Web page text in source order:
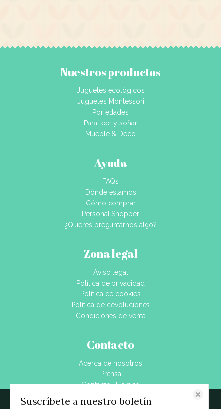
Nuestros productos
Juguetes ecológicos
Juguetes Montessori
Por edades
Para leer y soñar
Mueble & Deco
Ayuda
FAQs
Dónde estamos
Cómo comprar
Personal Shopper
¿Quieres preguntarnos algo?
Zona legal
Aviso legal
Política de privacidad
Política de cookies
Política de devoluciones
Condiciones de venta
Contacto
Acerca de nosotros
Prensa
Contacto | Horario
Blog
Este sitio web almacena datos como cookies para habilitar la funcionalidad
Suscríbete a nuestro boletín